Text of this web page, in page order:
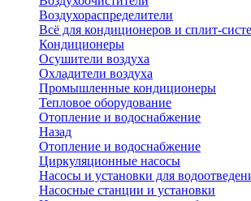
Воздухораспределители
Всё для кондиционеров и сплит-
Кондиционеры
Осушители воздуха
Охладители воздуха
Промышленные кондиционеры
Тепловое оборудование
Отопление и водоснабжение
Назад
Отопление и водоснабжение
Циркуляционные насосы
Насосы и установки для
Насосные станции и установки